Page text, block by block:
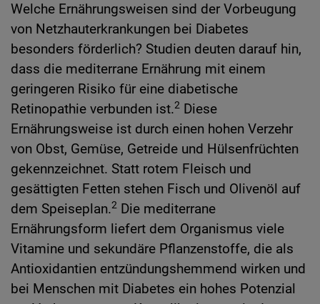
Welche Ernährungsweisen sind der Vorbeugung
von Netzhauterkrankungen bei Diabetes
besonders förderlich? Studien deuten darauf hin,
dass die mediterrane Ernährung mit einem
geringeren Risiko für eine diabetische
Retinopathie verbunden ist.2 Diese
Ernährungsweise ist durch einen hohen Verzehr
von Obst, Gemüse, Getreide und Hülsenfrüchten
gekennzeichnet. Statt rotem Fleisch und
gesättigten Fetten stehen Fisch und Olivenöl auf
dem Speiseplan.2 Die mediterrane
Ernährungsform liefert dem Organismus viele
Vitamine und sekundäre Pflanzenstoffe, die als
Antioxidantien entzündungshemmend wirken und
bei Menschen mit Diabetes ein hohes Potenzial